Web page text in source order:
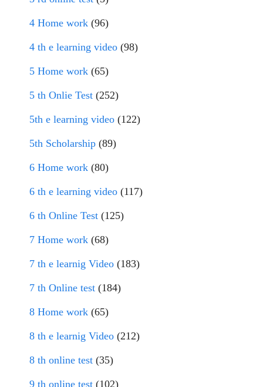
4 Home work (96)
4 th e learning video (98)
5 Home work (65)
5 th Onlie Test (252)
5th e learning video (122)
5th Scholarship (89)
6 Home work (80)
6 th e learning video (117)
6 th Online Test (125)
7 Home work (68)
7 th e learnig Video (183)
7 th Online test (184)
8 Home work (65)
8 th e learnig Video (212)
8 th online test (35)
9 th online test (102)